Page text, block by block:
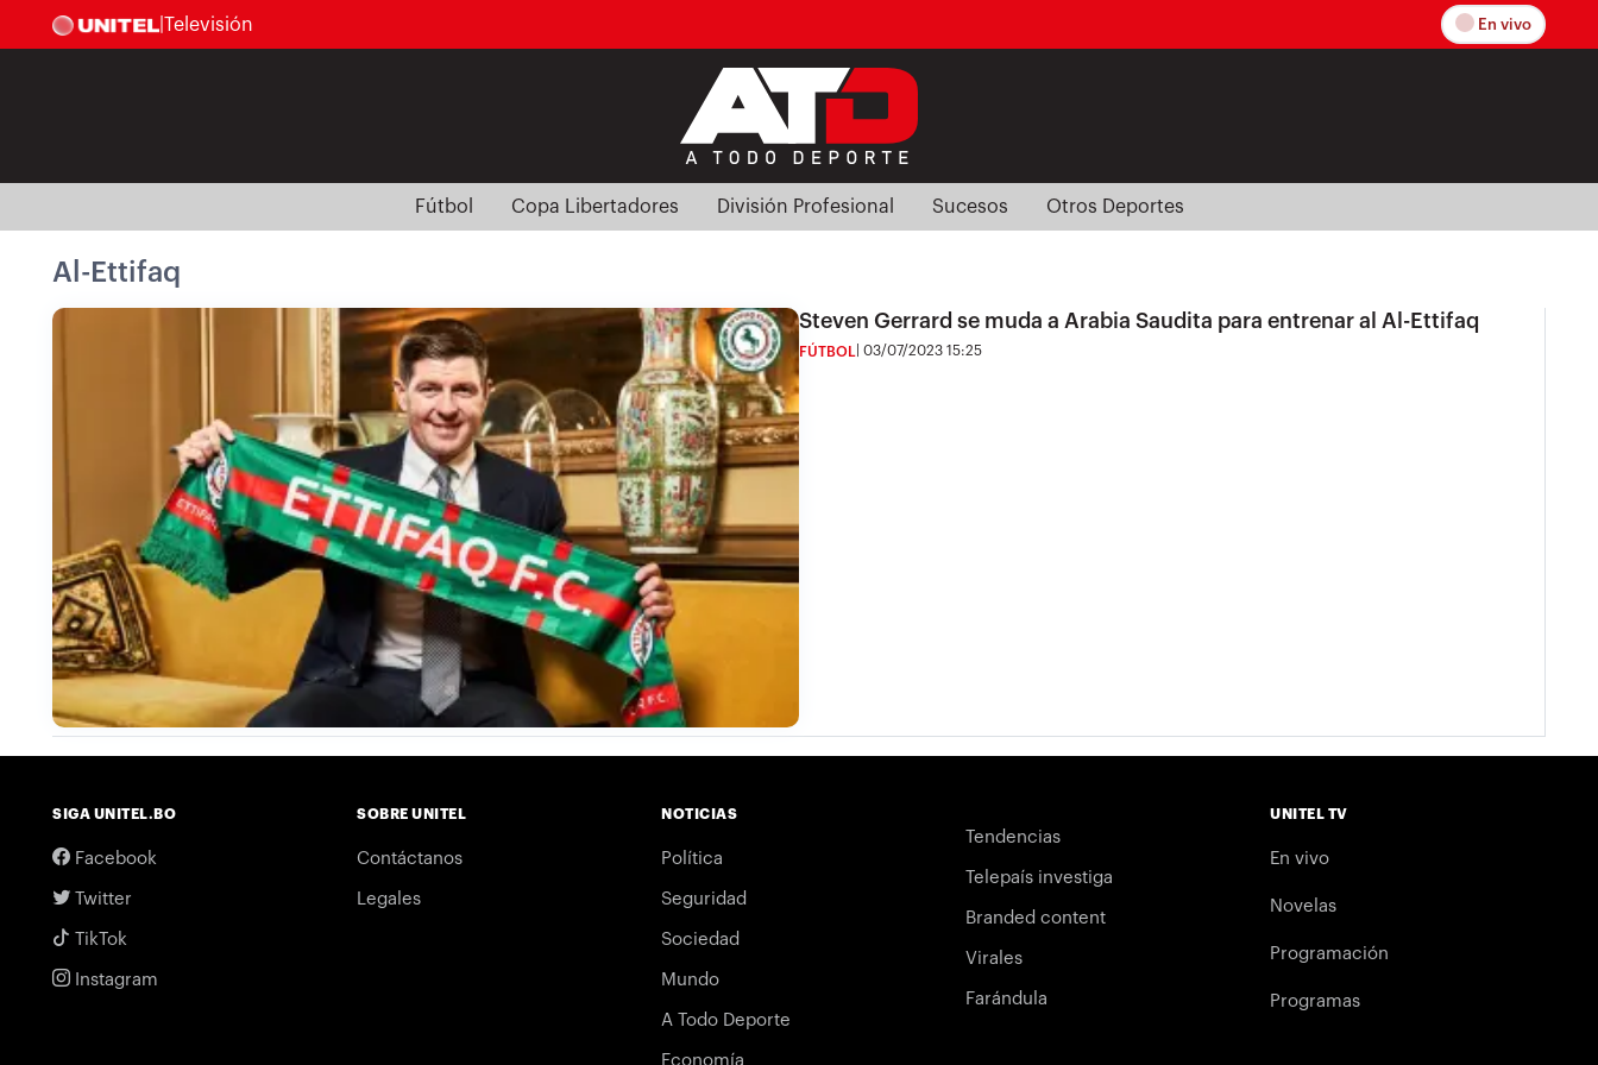
Televisión En vivo
Fútbol Copa Libertadores División Profesional Sucesos Otros Deportes
Al-Ettifaq
Steven Gerrard se muda a Arabia Saudita para entrenar al Al-Ettifaq
FÚTBOL 03/07/2023 15:25
SIGA UNITEL.BO
Facebook
Twitter
TikTok
Instagram
SOBRE UNITEL
Contáctanos
Legales
NOTICIAS
Política
Seguridad
Sociedad
Mundo
A Todo Deporte
Economía
Tendencias
Telepaís investiga
Branded content
Virales
Farándula
UNITEL TV
En vivo
Novelas
Programación
Programas